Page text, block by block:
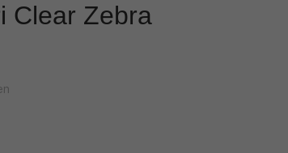
Clear Zebra